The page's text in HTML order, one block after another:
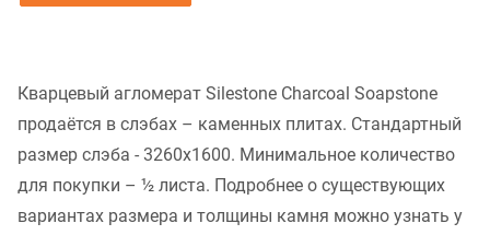
Кварцевый агломерат Silestone Charcoal Soapstone
продаётся в слэбах – каменных плитах. Стандартный
размер слэба - 3260x1600. Минимальное количество
для покупки – ½ листа. Подробнее о существующих
вариантах размера и толщины камня можно узнать у